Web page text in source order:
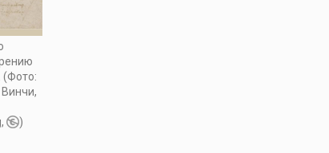
)